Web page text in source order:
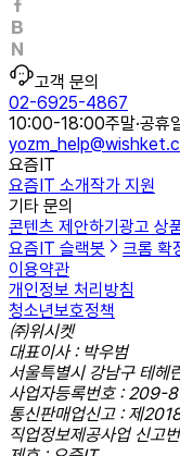
고객 문의
02-6925-4867
10:00-18:00주말·공휴
요즘IT
요즘IT 소개작가 지원
기타 문의
콘텐츠 제안하기 광고 상
요즘IT 슬랙봇
크롬 확
이용약관
개인정보 처리방침
청소년보호정책
㈜위시켓
대표이사 : 박우범
서울특별시 강남구 테헤
사업자등록번호 : 209-
통신판매업신고 : 제
직업정보제공사업 신